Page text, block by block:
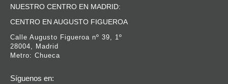
NUESTRO CENTRO EN MADRID:
CENTRO EN AUGUSTO FIGUEROA
Calle Augusto Figueroa nº 39, 1º
28004, Madrid
Metro: Chueca
Síguenos en: